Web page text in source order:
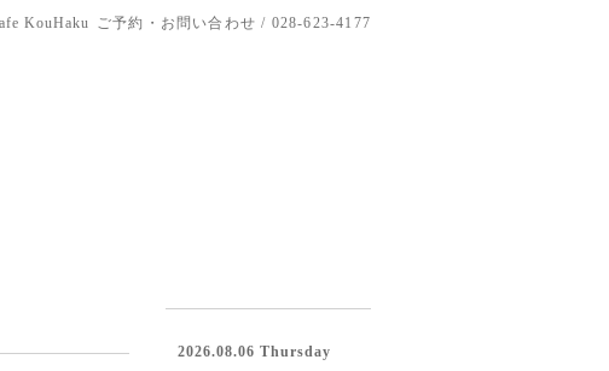
KouHaku ご予約・お問い合わせ / 028-623-4177
2026.08.06 Thursday